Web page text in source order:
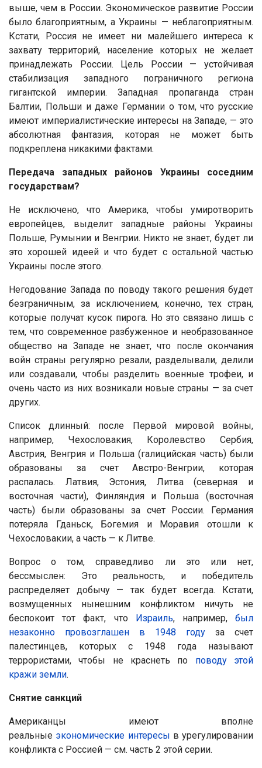
выше, чем в России. Экономическое развитие России
было благоприятным, а Украины — неблагоприятным.
Кстати, Россия не имеет ни малейшего интереса к
захвату территорий, население которых не желает
принадлежать России. Цель России — устойчивая
стабилизация западного пограничного региона
гигантской империи. Западная пропаганда стран
Балтии, Польши и даже Германии о том, что русские
имеют империалистические интересы на Западе, — это
абсолютная фантазия, которая не может быть
подкреплена никакими фактами.
Передача западных районов Украины соседним
государствам?
Не исключено, что Америка, чтобы умиротворить
европейцев, выделит западные районы Украины
Польше, Румынии и Венгрии. Никто не знает, будет ли
это хорошей идеей и что будет с остальной частью
Украины после этого.
Негодование Запада по поводу такого решения будет
безграничным, за исключением, конечно, тех стран,
которые получат кусок пирога. Но это связано лишь с
тем, что современное разбуженное и необразованное
общество на Западе не знает, что после окончания
войн страны регулярно резали, разделывали, делили
или создавали, чтобы разделить военные трофеи, и
очень часто из них возникали новые страны — за счет
других.
Список длинный: после Первой мировой войны,
например, Чехословакия, Королевство Сербия,
Австрия, Венгрия и Польша (галицийская часть) были
образованы за счет Австро-Венгрии, которая
распалась. Латвия, Эстония, Литва (северная и
восточная части), Финляндия и Польша (восточная
часть) были образованы за счет России. Германия
потеряла Гданьск, Богемия и Моравия отошли к
Чехословакии, а часть — к Литве.
Вопрос о том, справедливо ли это или нет,
бессмыслен: Это реальность, и победитель
распределяет добычу — так будет всегда. Кстати,
возмущенных нынешним конфликтом ничуть не
беспокоит тот факт, что Израиль, например,был
незаконно провозглашен в 1948 году за счет
палестинцев, которых с 1948 года называют
террористами, чтобы не краснеть по поводу этой
кражи земли.
Снятие санкций
Американцы имеют вполне
реальные экономические интересы в урегулировании
конфликта с Россией — см. часть 2 этой серии.